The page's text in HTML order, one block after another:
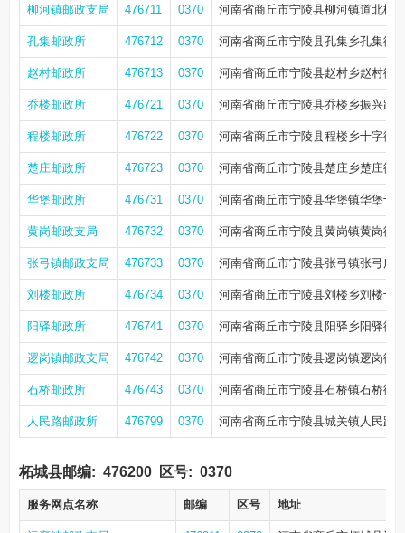
柳河镇邮政支局 476711 0370 河南省商丘市宁陵县柳河镇道北柳
孔集邮政所 476712 0370 河南省商丘市宁陵县孔集乡孔集街
赵村邮政所 476713 0370 河南省商丘市宁陵县赵村乡赵村街
乔楼邮政所 476721 0370 河南省商丘市宁陵县乔楼乡振兴路
程楼邮政所 476722 0370 河南省商丘市宁陵县程楼乡十字街
楚庄邮政所 476723 0370 河南省商丘市宁陵县楚庄乡楚庄街
华堡邮政所 476731 0370 河南省商丘市宁陵县华堡镇华堡十
黄岗邮政支局 476732 0370 河南省商丘市宁陵县黄岗镇黄岗街
张弓镇邮政支局 476733 0370 河南省商丘市宁陵县张弓镇张弓广
刘楼邮政所 476734 0370 河南省商丘市宁陵县刘楼乡刘楼十
阳驿邮政所 476741 0370 河南省商丘市宁陵县阳驿乡阳驿街
逻岗镇邮政支局 476742 0370 河南省商丘市宁陵县逻岗镇逻岗街
石桥邮政所 476743 0370 河南省商丘市宁陵县石桥镇石桥街
人民路邮政所 476799 0370 河南省商丘市宁陵县城关镇人民路
柘城县邮编: 476200 区号: 0370
服务网点名称 邮编 区号 地址